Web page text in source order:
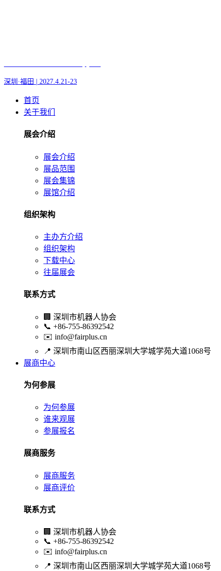
深圳·福田 | 2027.4.21-23
首页
关于我们
展会介绍
展会介绍
展品范围
展会集锦
展馆介绍
组织架构
主办方介绍
组织架构
下载中心
往届展会
联系方式
🏢 深圳市机器人协会
📞 +86-755-86392542
✉️ info@fairplus.cn
📍 深圳市南山区西丽深圳大学城学苑大道1068号
展商中心
为何参展
为何参展
谁来观展
参展报名
展商服务
展商服务
展商评价
联系方式
🏢 深圳市机器人协会
📞 +86-755-86392542
✉️ info@fairplus.cn
📍 深圳市南山区西丽深圳大学城学苑大道1068号